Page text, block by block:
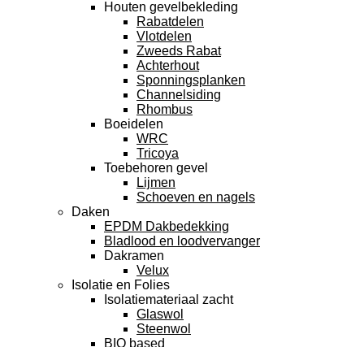
Houten gevelbekleding
Rabatdelen
Vlotdelen
Zweeds Rabat
Achterhout
Sponningsplanken
Channelsiding
Rhombus
Boeidelen
WRC
Tricoya
Toebehoren gevel
Lijmen
Schoeven en nagels
Daken
EPDM Dakbedekking
Bladlood en loodvervanger
Dakramen
Velux
Isolatie en Folies
Isolatiemateriaal zacht
Glaswol
Steenwol
BIO based